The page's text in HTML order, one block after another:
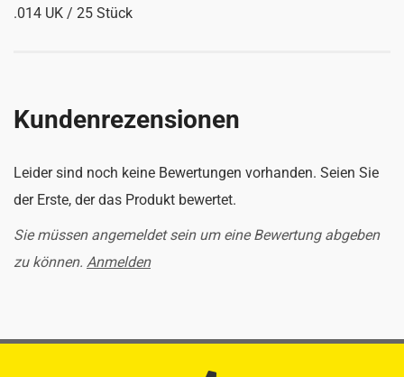
.014 UK / 25 Stück
Kundenrezensionen
Leider sind noch keine Bewertungen vorhanden. Seien Sie
der Erste, der das Produkt bewertet.
Sie müssen angemeldet sein um eine Bewertung abgeben
zu können. Anmelden